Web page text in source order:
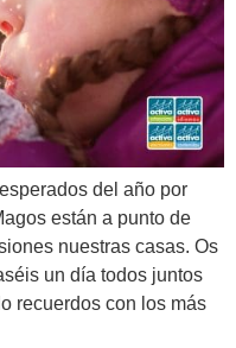
del año por
están a punto de
nuestras casas. Os
un día todos juntos
recuerdos con los más